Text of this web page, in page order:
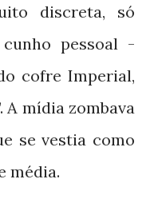
discreta, só
pessoal -
cofre Imperial,
A mídia zombava
se vestia como
média.